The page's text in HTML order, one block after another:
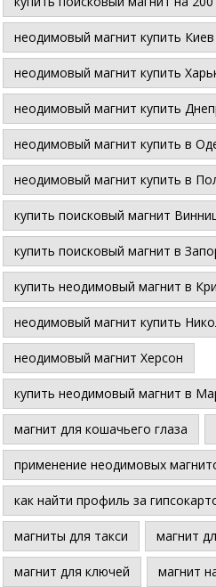
неодимовый магнит купить Киев
неодимовый магнит купить
неодимовый магнит купить
неодимовый магнит купить в
неодимовый магнит купить в
купить поисковый магнит
купить поисковый магнит в
купить неодимовый магнит в
неодимовый магнит купить
неодимовый магнит Херсон
купить неодимовый магнит в
магнит для кошачьего глаза
применение неодимовых
как найти профиль за
магниты для такси магнит
магнит для ключей магнит